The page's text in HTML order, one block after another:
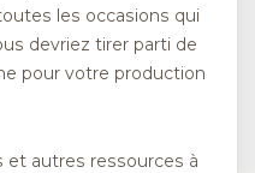
les occasions qui
devriez tirer parti de
pour votre production
et autres ressources à